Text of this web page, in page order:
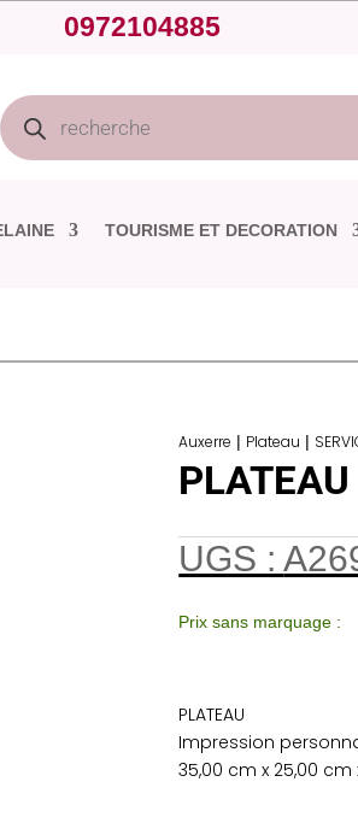
0972104885
Recherche
de
produits
TOURISME ET DECORATION
Auxerre | Plateau |
PLATEAU
UGS :
Prix sans marquage :
PLATEAU
Impression
35,00 cm x 25,00 cm